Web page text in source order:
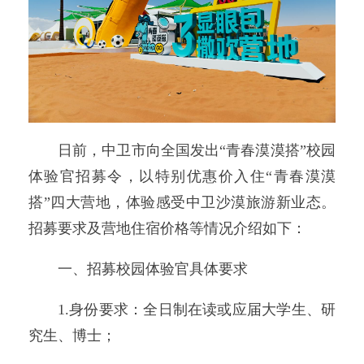
日前，中卫市向全国发出“青春漠漠搭”校园
体验官招募令，以特别优惠价入住“青春漠漠
搭”四大营地，体验感受中卫沙漠旅游新业态。
招募要求及营地住宿价格等情况介绍如下：
一、招募校园体验官具体要求
1.身份要求：全日制在读或应届大学生、研
究生、博士；